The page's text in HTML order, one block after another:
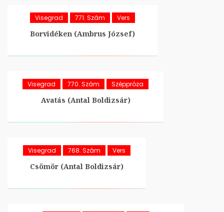
Visegrad 771. Szám Vers
Borvidéken (Ambrus József)
Visegrad 770. Szám Széppróza
Avatás (Antal Boldizsár)
Visegrad 768. Szám Vers
Csömör (Antal Boldizsár)